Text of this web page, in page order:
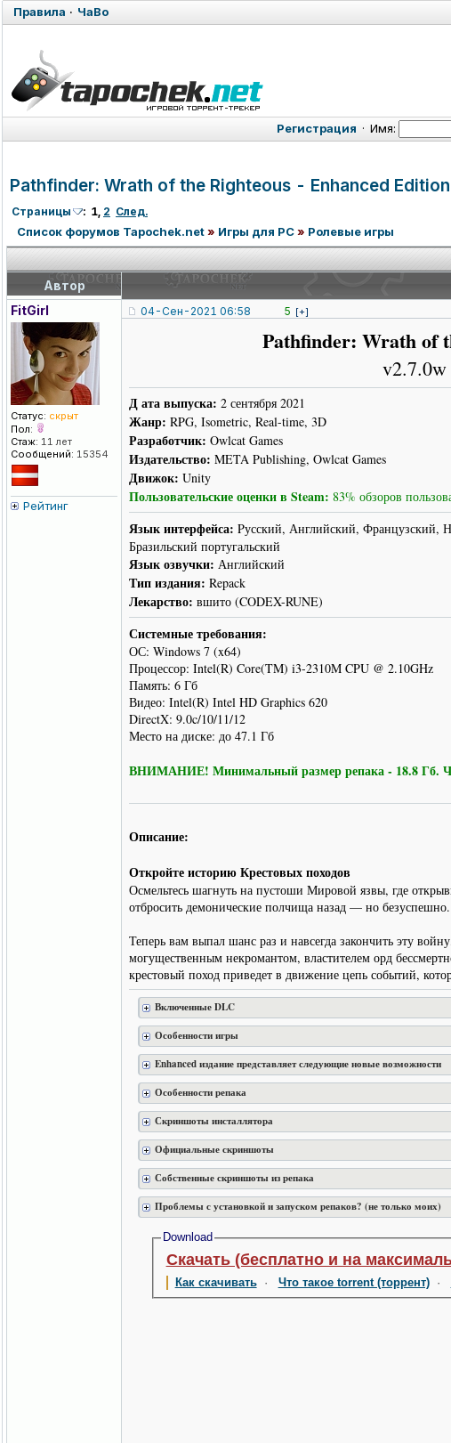
Правила · ЧаВо
Регистрация · Имя:
Pathfinder: Wrath of the Righteous - Enhanced Edition
Страницы : 1, 2 След.
Список форумов Tapochek.net» Игры для PC» Ролевые игры
Автор
FitGirl
Статус: скрыт
Пол:
Стаж: 11 лет
Сообщений: 15354
Рейтинг
04-Сен-2021 06:58 5 [+]
Pathfinder: Wrath of
Д ата выпуска: 2 сентября 2021
Жанр: RPG, Isometric, Real-time, 3D
Разработчик: Owlcat Games
Издательство: META Publishing, Owlcat Games
Движок: Unity
Пользовательские оценки в Steam: 83% обзоров
Язык интерфейса: Pусский, Английский, Французский,
Бразильский португальский
Язык озвучки: Английский
Тип издания: Repack
Лекарство: вшито (CODEX-RUNE)
Системные требования:
ОС: Windows 7 (x64)
Процессор: Intel(R) Core(TM) i3-2310M CPU @ 2.10GHz
Память: 6 Гб
Видео: Intel(R) Intel HD Graphics 620
DirectX: 9.0c/10/11/12
Место на диске: до 47.1 Гб
ВНИМАНИЕ! Минимальный размер репака - 18.8 Гб.
Описание:
Откройте историю Крестовых походов
Осмельтесь шагнуть на пустоши Мировой язвы, где
отбросить демонические полчища назад — но безуспешно.
Теперь вам выпал шанс раз и навсегда закончить эту
могущественным некромантом, властителем орд
крестовый поход приведет в движение цепь событий,
Включенные DLC
Особенности игры
Enhanced издание представляет следующие новые возможности
Особенности репака
Скриншоты инсталлятора
Официальные скриншоты
Собственные скриншоты из репака
Проблемы с установкой и запуском репаков? (не только моих)
Download
Скачать (бесплатно и на
Как скачивать· Что такое torrent (торрент)·